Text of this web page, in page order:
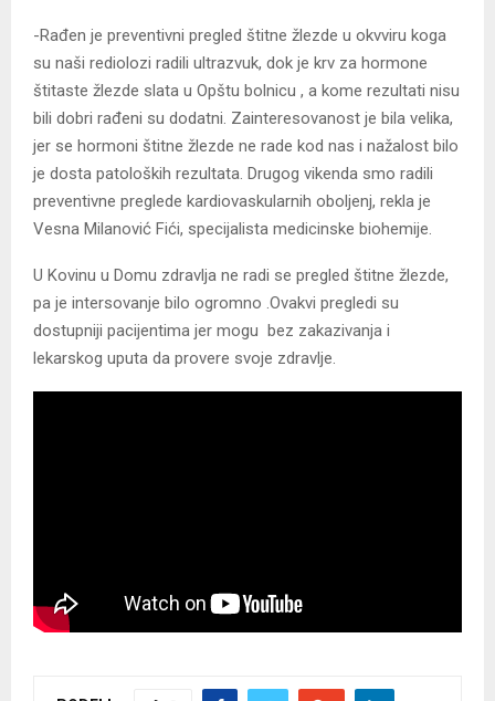
-Rađen je preventivni pregled štitne žlezde u okvviru koga
su naši rediolozi radili ultrazvuk, dok je krv za hormone
štitaste žlezde slata u Opštu bolnicu , a kome rezultati nisu
bili dobri rađeni su dodatni. Zainteresovanost je bila velika,
jer se hormoni štitne žlezde ne rade kod nas i nažalost bilo
je dosta patoloških rezultata. Drugog vikenda smo radili
preventivne preglede kardiovaskularnih oboljenj, rekla je
Vesna Milanović Fići, specijalista medicinske biohemije.
U Kovinu u Domu zdravlja ne radi se pregled štitne žlezde,
pa je intersovanje bilo ogromno .Ovakvi pregledi su
dostupniji pacijentima jer mogu bez zakazivanja i
lekarskog uputa da provere svoje zdravlje.